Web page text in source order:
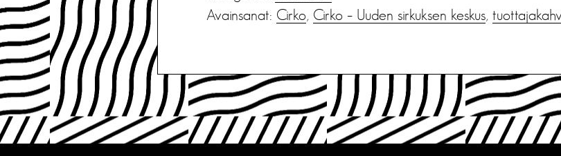
Avainsanat: Cirko, Cirko – Uuden sirkuksen keskus,